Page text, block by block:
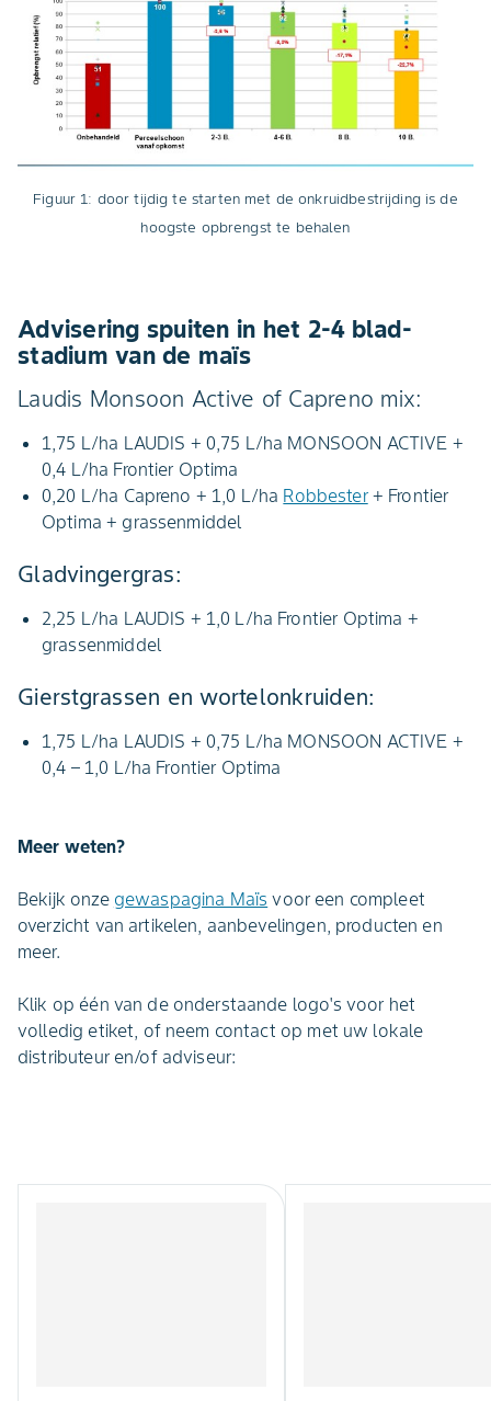
Figuur 1: door tijdig te starten met de onkruidbestrijding is de
hoogste opbrengst te behalen
Advisering spuiten in het 2-4 blad-
stadium van de maïs
Laudis Monsoon Active of Capreno mix:
1,75 L/ha LAUDIS + 0,75 L/ha MONSOON ACTIVE +
0,4 L/ha Frontier Optima
0,20 L/ha Capreno + 1,0 L/ha Robbester+ Frontier
Optima + grassenmiddel
Gladvingergras:
2,25 L/ha LAUDIS + 1,0 L/ha Frontier Optima +
grassenmiddel
Gierstgrassen en wortelonkruiden:
1,75 L/ha LAUDIS + 0,75 L/ha MONSOON ACTIVE +
0,4 – 1,0 L/ha Frontier Optima
Meer weten?
Bekijk onze gewaspagina Maïs voor een compleet
overzicht van artikelen, aanbevelingen, producten en
meer.
Klik op één van de onderstaande logo's voor het
volledig etiket, of neem contact op met uw lokale
distributeur en/of adviseur: